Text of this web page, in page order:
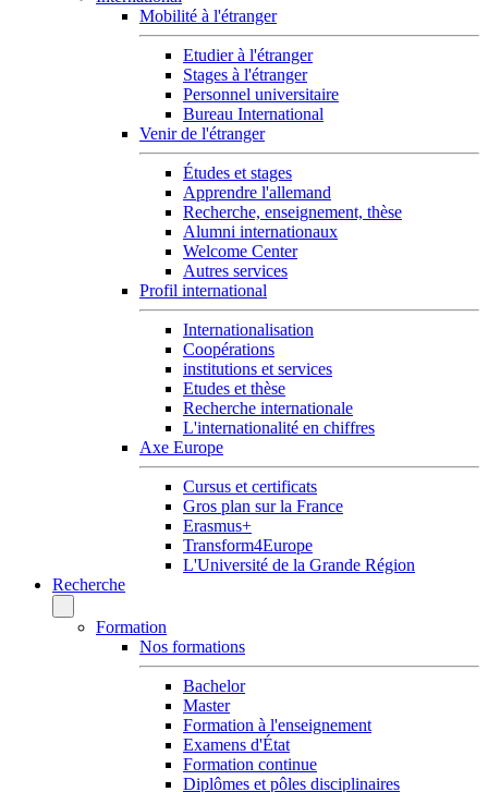
Mobilité à l'étranger
Etudier à l'étranger
Stages à l'étranger
Personnel universitaire
Bureau International
Venir de l'étranger
Études et stages
Apprendre l'allemand
Recherche, enseignement, thèse
Alumni internationaux
Welcome Center
Autres services
Profil international
Internationalisation
Coopérations
institutions et services
Etudes et thèse
Recherche internationale
L'internationalité en chiffres
Axe Europe
Cursus et certificats
Gros plan sur la France
Erasmus+
Transform4Europe
L'Université de la Grande Région
Recherche
Formation
Nos formations
Bachelor
Master
Formation à l'enseignement
Examens d'État
Formation continue
Diplômes et pôles disciplinaires